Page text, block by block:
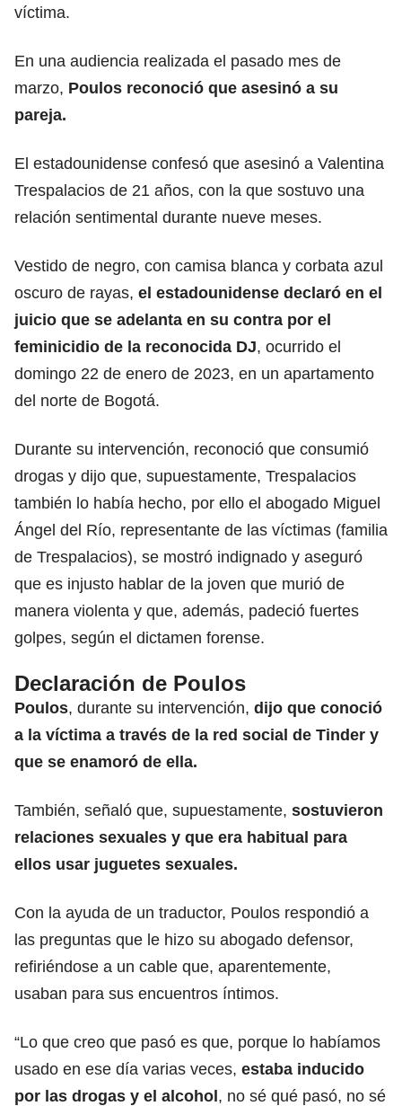
víctima.
En una audiencia realizada el pasado mes de
marzo, Poulos reconoció que asesinó a su
pareja.
El estadounidense confesó que asesinó a Valentina
Trespalacios de 21 años, con la que sostuvo una
relación sentimental durante nueve meses.
Vestido de negro, con camisa blanca y corbata azul
oscuro de rayas, el estadounidense declaró en el
juicio que se adelanta en su contra por el
feminicidio de la reconocida DJ, ocurrido el
domingo 22 de enero de 2023, en un apartamento
del norte de Bogotá.
Durante su intervención, reconoció que consumió
drogas y dijo que, supuestamente, Trespalacios
también lo había hecho, por ello el abogado Miguel
Ángel del Río, representante de las víctimas (familia
de Trespalacios), se mostró indignado y aseguró
que es injusto hablar de la joven que murió de
manera violenta y que, además, padeció fuertes
golpes, según el dictamen forense.
Declaración de Poulos
Poulos, durante su intervención, dijo que conoció
a la víctima a través de la red social de Tinder y
que se enamoró de ella.
También, señaló que, supuestamente, sostuvieron
relaciones sexuales y que era habitual para
ellos usar juguetes sexuales.
Con la ayuda de un traductor, Poulos respondió a
las preguntas que le hizo su abogado defensor,
refiriéndose a un cable que, aparentemente,
usaban para sus encuentros íntimos.
“Lo que creo que pasó es que, porque lo habíamos
usado en ese día varias veces, estaba inducido
por las drogas y el alcohol, no sé qué pasó, no sé